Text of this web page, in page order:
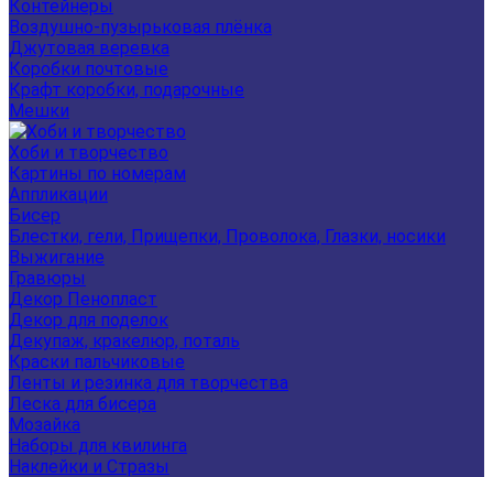
Контейнеры
Воздушно-пузырьковая плёнка
Джутовая веревка
Коробки почтовые
Крафт коробки, подарочные
Мешки
Хоби и творчество
Картины по номерам
Аппликации
Бисер
Блестки, гели, Прищепки, Проволока, Глазки, носики
Выжигание
Гравюры
Декор Пенопласт
Декор для поделок
Декупаж, кракелюр, поталь
Краски пальчиковые
Ленты и резинка для творчества
Леска для бисера
Мозайка
Наборы для квилинга
Наклейки и Стразы